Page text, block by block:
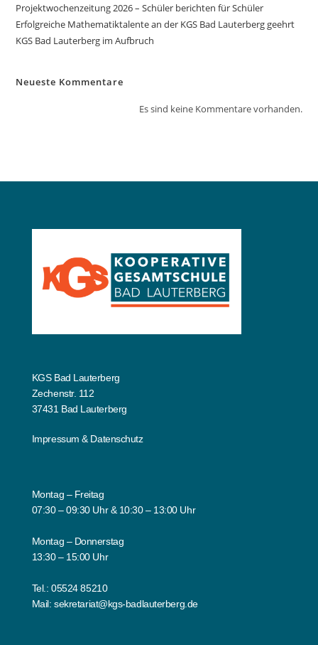
Projektwochenzeitung 2026 – Schüler berichten für Schüler
Erfolgreiche Mathematiktalente an der KGS Bad Lauterberg geehrt
KGS Bad Lauterberg im Aufbruch
Neueste Kommentare
Es sind keine Kommentare vorhanden.
KGS Bad Lauterberg
Zechenstr. 112
37431 Bad Lauterberg
Impressum & Datenschutz
Montag – Freitag
07:30 – 09:30 Uhr & 10:30 – 13:00 Uhr
Montag – Donnerstag
13:30 – 15:00 Uhr
Tel.:05524 85210
Mail:sekretariat@kgs-badlauterberg.de